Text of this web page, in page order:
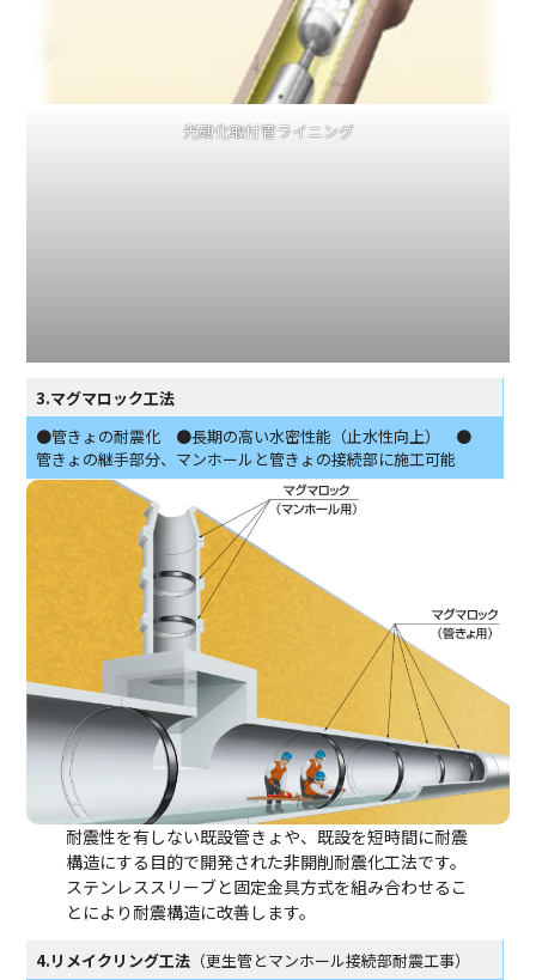
光硬化取付管ライニング
3.マグマロック工法
●管きょの耐震化 ●長期の高い水密性能（止水性向上） ●
管きょの継手部分、マンホールと管きょの接続部に施工可能
耐震性を有しない既設管きょや、既設を短時間に耐震
構造にする目的で開発された非開削耐震化工法です。
ステンレススリーブと固定金具方式を組み合わせるこ
とにより耐震構造に改善します。
4.リメイクリング工法（更生管とマンホール接続部耐震工事）